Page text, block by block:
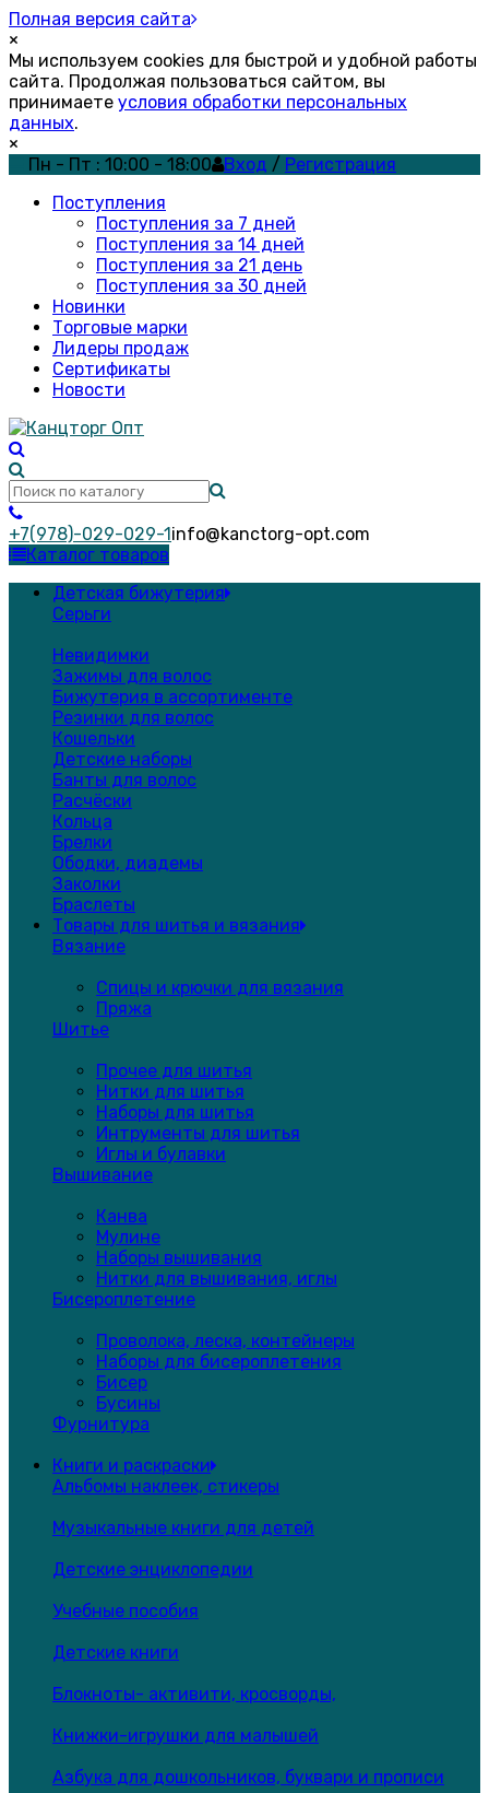
Полная версия сайта
×
Мы используем cookies для быстрой и удобной работы
сайта. Продолжая пользоваться сайтом, вы
принимаете условия обработки персональных
данных.
×
Пн - Пт : 10:00 - 18:00
Вход / Регистрация
Поступления
Поступления за 7 дней
Поступления за 14 дней
Поступления за 21 день
Поступления за 30 дней
Новинки
Торговые марки
Лидеры продаж
Сертификаты
Новости
+7(978)-029-029-1info@kanctorg-opt.com
Каталог товаров
Детская бижутерия
Серьги
Невидимки
Зажимы для волос
Бижутерия в ассортименте
Резинки для волос
Кошельки
Детские наборы
Банты для волос
Расчёски
Кольца
Брелки
Ободки, диадемы
Заколки
Браслеты
Товары для шитья и вязания
Вязание
Спицы и крючки для вязания
Пряжа
Шитье
Прочее для шитья
Нитки для шитья
Наборы для шитья
Интрументы для шитья
Иглы и булавки
Вышивание
Канва
Мулине
Наборы вышивания
Нитки для вышивания, иглы
Бисероплетение
Проволока, леска, контейнеры
Наборы для бисероплетения
Бисер
Бусины
Фурнитура
Книги и раскраски
Альбомы наклеек, стикеры
Музыкальные книги для детей
Детские энциклопедии
Учебные пособия
Детские книги
Блокноты- активити, кросворды,
Книжки-игрушки для малышей
Азбука для дошкольников, буквари и прописи